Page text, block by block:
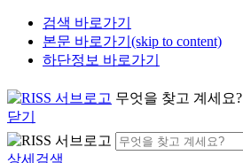
검색 바로가기
본문 바로가기(skip to content)
하단정보 바로가기
무엇을 찾고 계세요?
닫기
상세검색